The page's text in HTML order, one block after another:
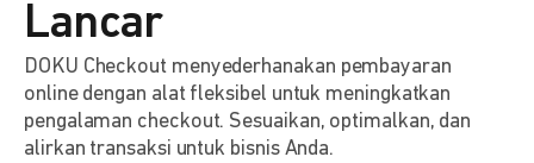
Lancar
DOKU Checkout menyederhanakan pembayaran
online dengan alat fleksibel untuk meningkatkan
pengalaman checkout. Sesuaikan, optimalkan, dan
alirkan transaksi untuk bisnis Anda.